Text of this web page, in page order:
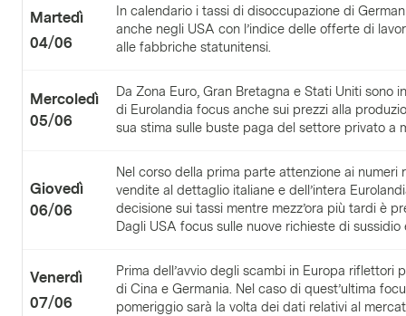
Martedì
04/06
In calendario i tassi di disoccupazione di
anche negli USA con l’indice delle offerte di
alle fabbriche statunitensi.
Mercoledì
05/06
Da Zona Euro, Gran Bretagna e Stati Uniti sono
di Eurolandia focus anche sui prezzi alla
sua stima sulle buste paga del settore privato a
Giovedì
06/06
Nel corso della prima parte attenzione ai
vendite al dettaglio italiane e dell’intera
decisione sui tassi mentre mezz’ora più tardi è
Dagli USA focus sulle nuove richieste di
Venerdì
07/06
Prima dell’avvio degli scambi in Europa riflettori
di Cina e Germania. Nel caso di quest’ultima
pomeriggio sarà la volta dei dati relativi al